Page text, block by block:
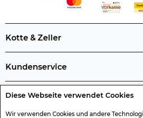
Diese Webseite verwendet Cookies
Wir verwenden Cookies und andere
Kotte & Zeller
Kundenservice
Rechtliche Artikelinfos